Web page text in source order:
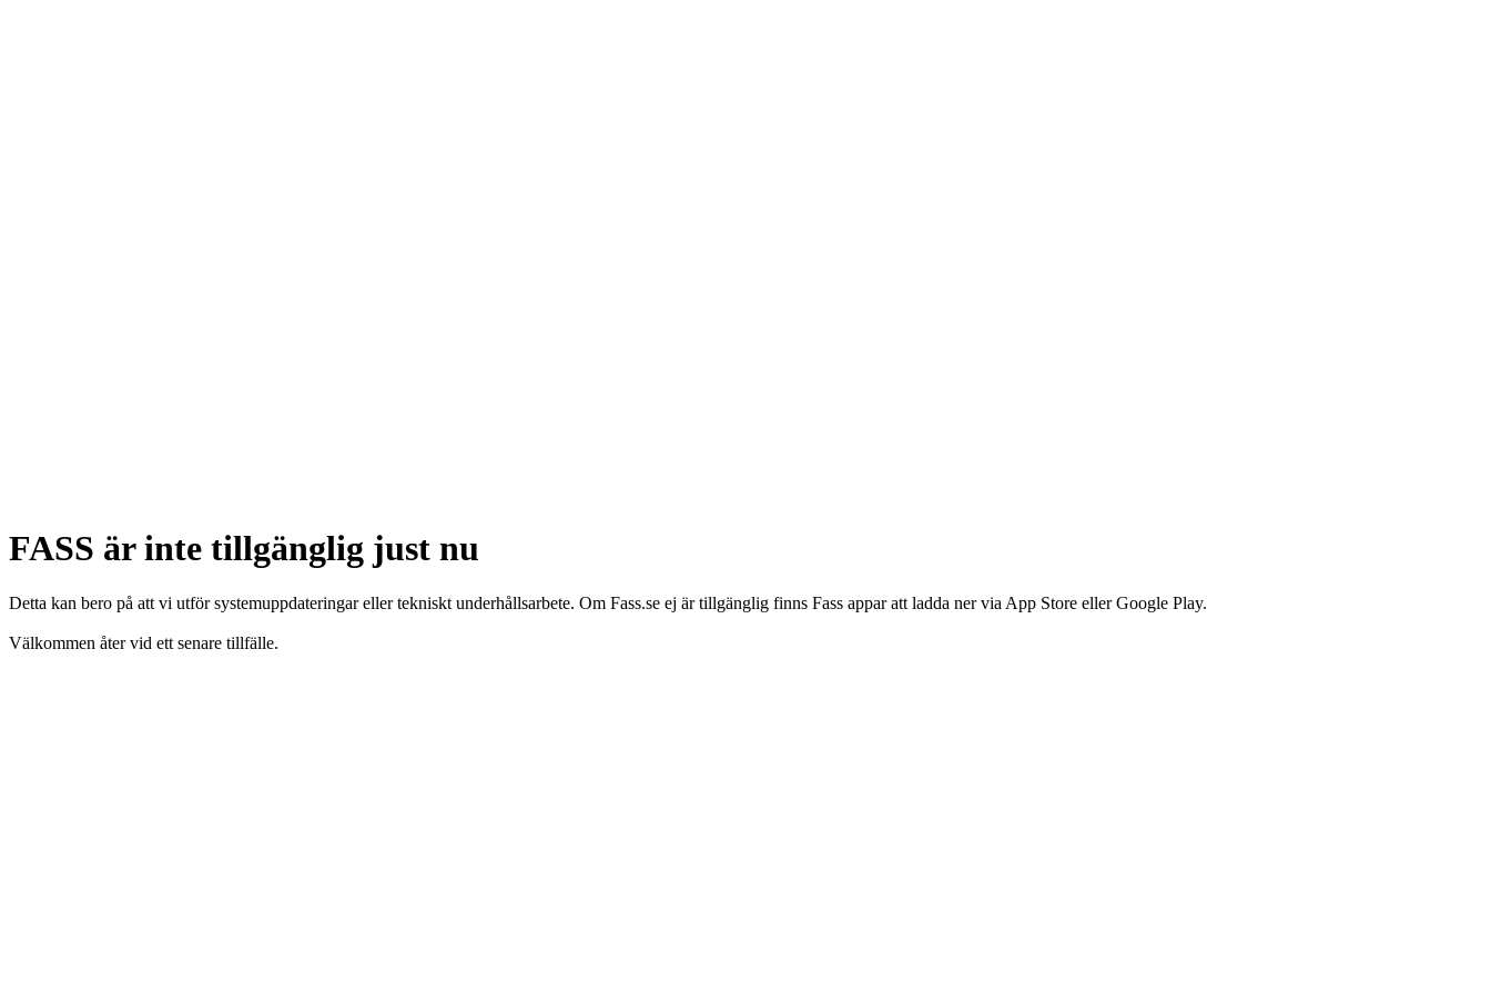
FASS är inte tillgänglig just nu
Detta kan bero på att vi utför systemuppdateringar eller tekniskt underhållsarbete. Om Fass.se ej är tillgänglig finns Fass appar att ladda ner via App Store eller Google Play.
Välkommen åter vid ett senare tillfälle.